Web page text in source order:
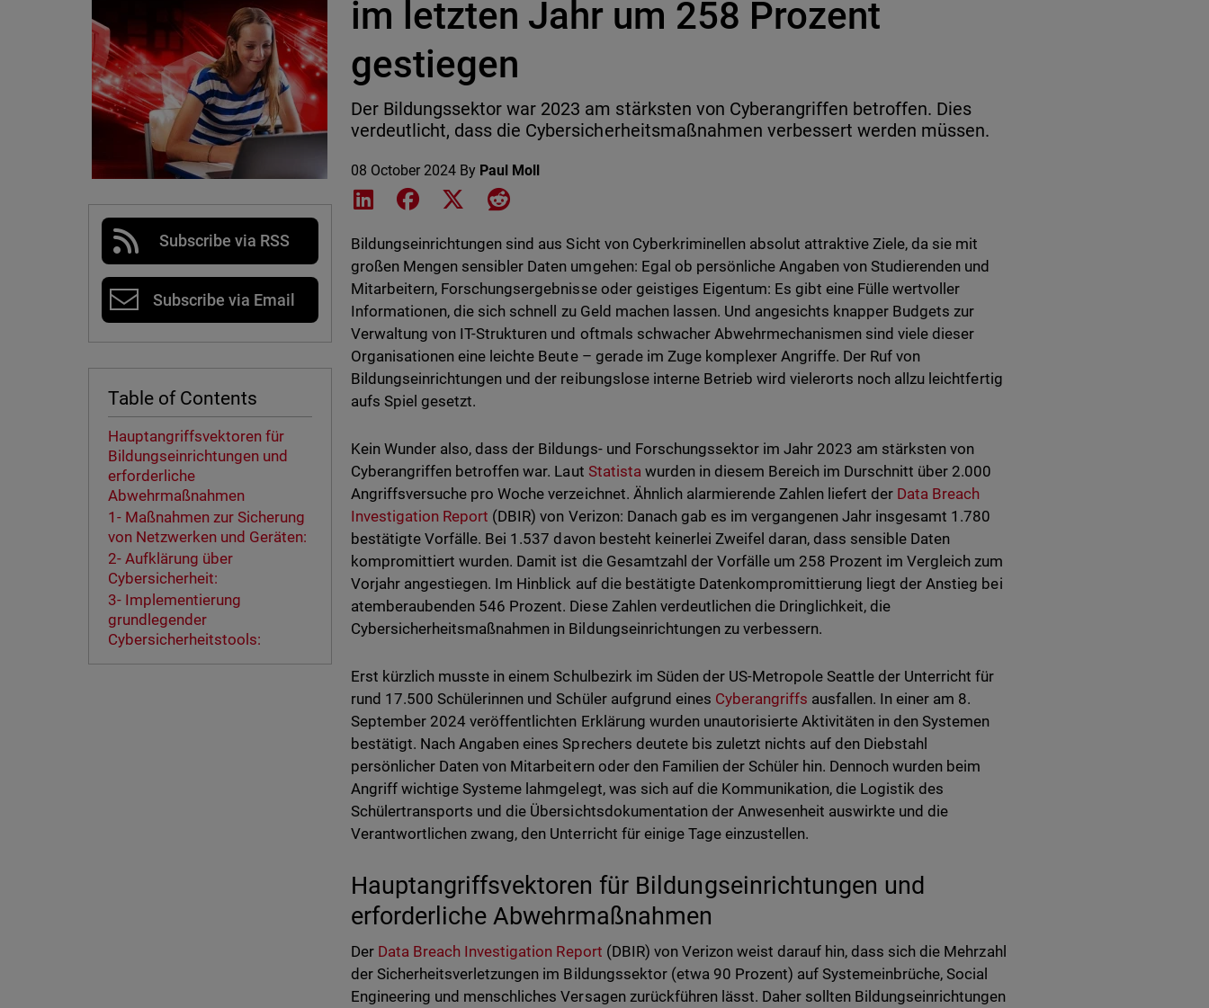
Subscribe via RSS
Subscribe via Email
Table of Contents
Hauptangriffsvektoren für
Bildungseinrichtungen und
erforderliche
Abwehrmaßnahmen
1- Maßnahmen zur Sicherung
von Netzwerken und Geräten:
2- Aufklärung über
Cybersicherheit:
3- Implementierung
grundlegender
Cybersicherheitstools:
im letzten Jahr um 258 Prozent
gestiegen
Der Bildungssektor war 2023 am stärksten von Cyberangriffen betroffen. Dies
verdeutlicht, dass die Cybersicherheitsmaßnahmen verbessert werden müssen.
08 October 2024 By Paul Moll
Share on LinkedIn
Share on Facebook
Share on XShare on Reddit
Bildungseinrichtungen sind aus Sicht von Cyberkriminellen absolut attraktive Ziele, da sie mit
großen Mengen sensibler Daten umgehen: Egal ob persönliche Angaben von Studierenden und
Mitarbeitern, Forschungsergebnisse oder geistiges Eigentum: Es gibt eine Fülle wertvoller
Informationen, die sich schnell zu Geld machen lassen. Und angesichts knapper Budgets zur
Verwaltung von IT-Strukturen und oftmals schwacher Abwehrmechanismen sind viele dieser
Organisationen eine leichte Beute – gerade im Zuge komplexer Angriffe. Der Ruf von
Bildungseinrichtungen und der reibungslose interne Betrieb wird vielerorts noch allzu leichtfertig
aufs Spiel gesetzt.
Kein Wunder also, dass der Bildungs- und Forschungssektor im Jahr 2023 am stärksten von
Cyberangriffen betroffen war. Laut Statistawurden in diesem Bereich im Durschnitt über 2.000
Angriffsversuche pro Woche verzeichnet. Ähnlich alarmierende Zahlen liefert der Data Breach
Investigation Report (DBIR) von Verizon: Danach gab es im vergangenen Jahr insgesamt 1.780
bestätigte Vorfälle. Bei 1.537 davon besteht keinerlei Zweifel daran, dass sensible Daten
kompromittiert wurden. Damit ist die Gesamtzahl der Vorfälle um 258 Prozent im Vergleich zum
Vorjahr angestiegen. Im Hinblick auf die bestätigte Datenkompromittierung liegt der Anstieg bei
atemberaubenden 546 Prozent. Diese Zahlen verdeutlichen die Dringlichkeit, die
Cybersicherheitsmaßnahmen in Bildungseinrichtungen zu verbessern.
Erst kürzlich musste in einem Schulbezirk im Süden der US-Metropole Seattle der Unterricht für
rund 17.500 Schülerinnen und Schüler aufgrund eines Cyberangriffs ausfallen. In einer am 8.
September 2024 veröffentlichten Erklärung wurden unautorisierte Aktivitäten in den Systemen
bestätigt. Nach Angaben eines Sprechers deutete bis zuletzt nichts auf den Diebstahl
persönlicher Daten von Mitarbeitern oder den Familien der Schüler hin. Dennoch wurden beim
Angriff wichtige Systeme lahmgelegt, was sich auf die Kommunikation, die Logistik des
Schülertransports und die Übersichtsdokumentation der Anwesenheit auswirkte und die
Verantwortlichen zwang, den Unterricht für einige Tage einzustellen.
Hauptangriffsvektoren für Bildungseinrichtungen und
erforderliche Abwehrmaßnahmen
Der Data Breach Investigation Report (DBIR) von Verizon weist darauf hin, dass sich die Mehrzahl
der Sicherheitsverletzungen im Bildungssektor (etwa 90 Prozent) auf Systemeinbrüche, Social
Engineering und menschliches Versagen zurückführen lässt. Daher sollten Bildungseinrichtungen